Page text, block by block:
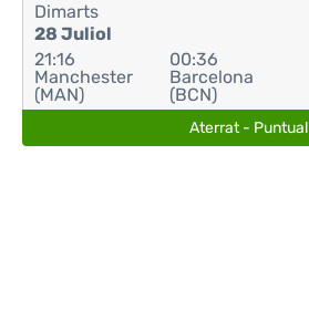
Dimarts
28 Juliol
21:16
Manchester
(MAN)
00:36
Barcelona
(BCN)
Aterrat - Puntual